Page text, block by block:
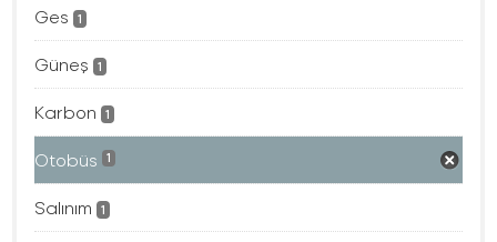
Ges 1
Güneş 1
Karbon 1
Otobüs 1
Salınım 1